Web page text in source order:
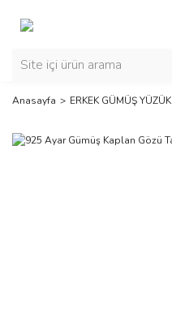
Anasayfa ERKEK GÜMÜŞ YÜZÜK